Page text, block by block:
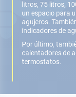
litros, 75 litros,
un espacio para
agujeros.
indicadores de
Por último,
calentadores de
termostatos.